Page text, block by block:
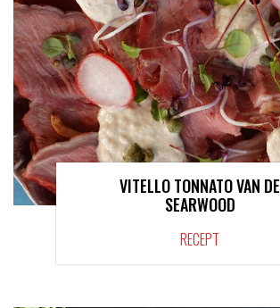
VITELLO TONNATO VAN DE
SEARWOOD
RECEPT